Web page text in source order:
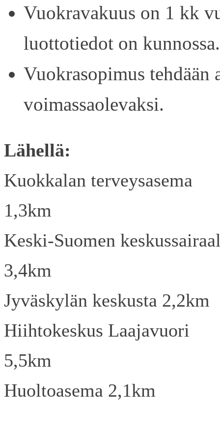
Vuokravakuus on 1 kk
luottotiedot on kunnossa.
Vuokrasopimus tehdään
voimassaolevaksi.
Lähellä:
Kuokkalan terveysasema
1,3km
Keski-Suomen
3,4km
Jyväskylän keskusta 2,2km
Hiihtokeskus Laajavuori
5,5km
Huoltoasema 2,1km